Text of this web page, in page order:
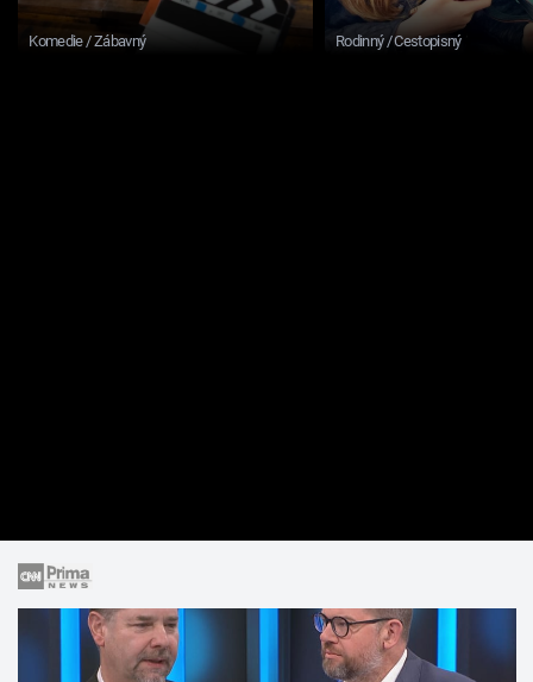
Komedie / Zábavný Rodinný / Cestopisný